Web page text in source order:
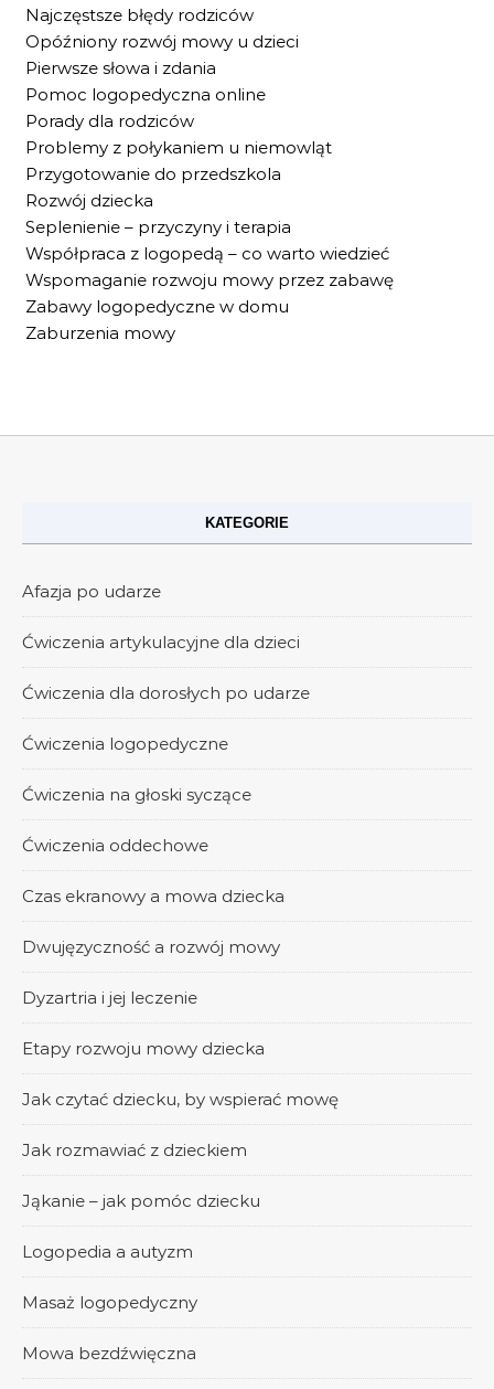
Najczęstsze błędy rodziców
Opóźniony rozwój mowy u dzieci
Pierwsze słowa i zdania
Pomoc logopedyczna online
Porady dla rodziców
Problemy z połykaniem u niemowląt
Przygotowanie do przedszkola
Rozwój dziecka
Seplenienie – przyczyny i terapia
Współpraca z logopedą – co warto wiedzieć
Wspomaganie rozwoju mowy przez zabawę
Zabawy logopedyczne w domu
Zaburzenia mowy
KATEGORIE
Afazja po udarze
Ćwiczenia artykulacyjne dla dzieci
Ćwiczenia dla dorosłych po udarze
Ćwiczenia logopedyczne
Ćwiczenia na głoski syczące
Ćwiczenia oddechowe
Czas ekranowy a mowa dziecka
Dwujęzyczność a rozwój mowy
Dyzartria i jej leczenie
Etapy rozwoju mowy dziecka
Jak czytać dziecku, by wspierać mowę
Jak rozmawiać z dzieckiem
Jąkanie – jak pomóc dziecku
Logopedia a autyzm
Masaż logopedyczny
Mowa bezdźwięczna